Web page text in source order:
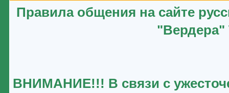
Правила общения на сайте
"Вердера"
ВНИМАНИЕ!!! В связи с